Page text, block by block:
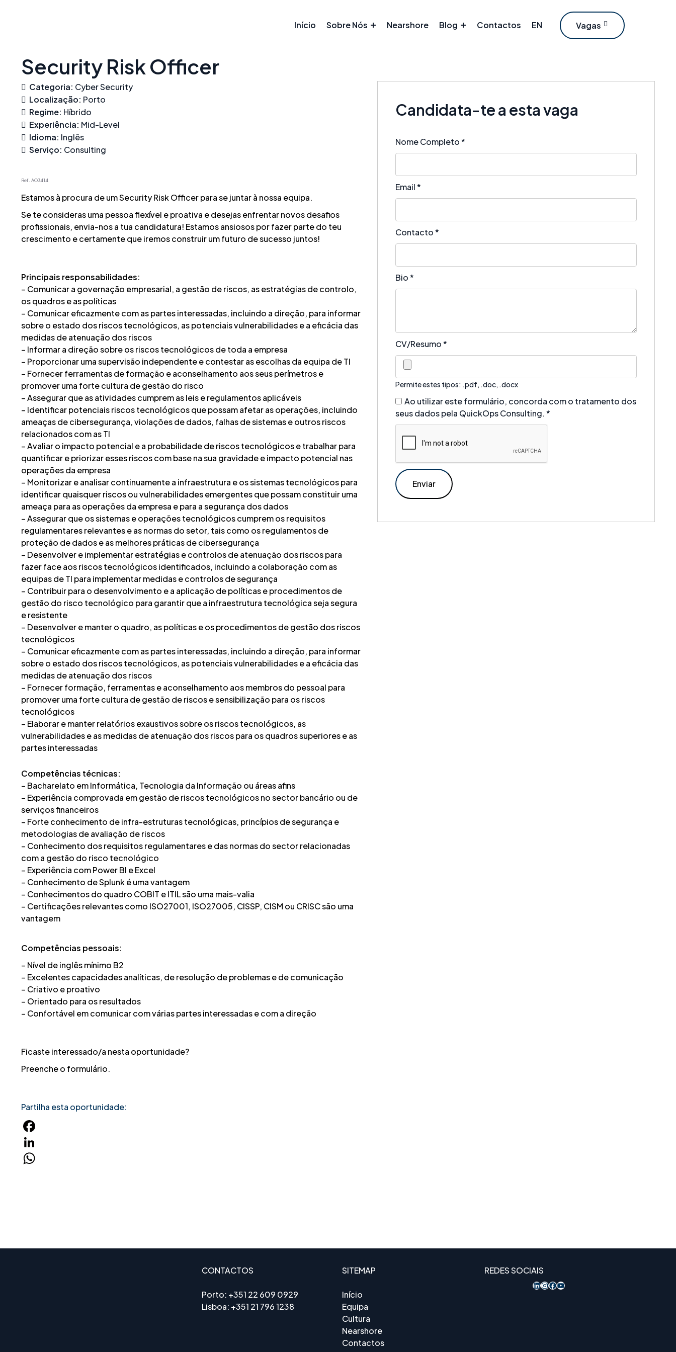
Início Sobre Nós Nearshore Blog Contactos EN Vagas
Security Risk Officer
Categoria: Cyber Security
Localização: Porto
Regime: Híbrido
Experiência: Mid-Level
Idioma: Inglês
Serviço: Consulting
Ref. AO3414
Estamos à procura de um Security Risk Officer para se juntar à nossa equipa.
Se te consideras uma pessoa flexível e proativa e desejas enfrentar novos desafios
profissionais, envia-nos a tua candidatura! Estamos ansiosos por fazer parte do teu
crescimento e certamente que iremos construir um futuro de sucesso juntos!
Principais responsabilidades:
– Comunicar a governação empresarial, a gestão de riscos, as estratégias de controlo,
os quadros e as políticas
– Comunicar eficazmente com as partes interessadas, incluindo a direção, para informar
sobre o estado dos riscos tecnológicos, as potenciais vulnerabilidades e a eficácia das
medidas de atenuação dos riscos
– Informar a direção sobre os riscos tecnológicos de toda a empresa
– Proporcionar uma supervisão independente e contestar as escolhas da equipa de TI
– Fornecer ferramentas de formação e aconselhamento aos seus perímetros e
promover uma forte cultura de gestão do risco
– Assegurar que as atividades cumprem as leis e regulamentos aplicáveis
– Identificar potenciais riscos tecnológicos que possam afetar as operações, incluindo
ameaças de cibersegurança, violações de dados, falhas de sistemas e outros riscos
relacionados com as TI
– Avaliar o impacto potencial e a probabilidade de riscos tecnológicos e trabalhar para
quantificar e priorizar esses riscos com base na sua gravidade e impacto potencial nas
operações da empresa
– Monitorizar e analisar continuamente a infraestrutura e os sistemas tecnológicos para
identificar quaisquer riscos ou vulnerabilidades emergentes que possam constituir uma
ameaça para as operações da empresa e para a segurança dos dados
– Assegurar que os sistemas e operações tecnológicos cumprem os requisitos
regulamentares relevantes e as normas do setor, tais como os regulamentos de
proteção de dados e as melhores práticas de cibersegurança
– Desenvolver e implementar estratégias e controlos de atenuação dos riscos para
fazer face aos riscos tecnológicos identificados, incluindo a colaboração com as
equipas de TI para implementar medidas e controlos de segurança
– Contribuir para o desenvolvimento e a aplicação de políticas e procedimentos de
gestão do risco tecnológico para garantir que a infraestrutura tecnológica seja segura
e resistente
– Desenvolver e manter o quadro, as políticas e os procedimentos de gestão dos riscos
tecnológicos
– Comunicar eficazmente com as partes interessadas, incluindo a direção, para informar
sobre o estado dos riscos tecnológicos, as potenciais vulnerabilidades e a eficácia das
medidas de atenuação dos riscos
– Fornecer formação, ferramentas e aconselhamento aos membros do pessoal para
promover uma forte cultura de gestão de riscos e sensibilização para os riscos
tecnológicos
– Elaborar e manter relatórios exaustivos sobre os riscos tecnológicos, as
vulnerabilidades e as medidas de atenuação dos riscos para os quadros superiores e as
partes interessadas
Competências técnicas:
– Bacharelato em Informática, Tecnologia da Informação ou áreas afins
– Experiência comprovada em gestão de riscos tecnológicos no sector bancário ou de
serviços financeiros
– Forte conhecimento de infra-estruturas tecnológicas, princípios de segurança e
metodologias de avaliação de riscos
– Conhecimento dos requisitos regulamentares e das normas do sector relacionadas
com a gestão do risco tecnológico
– Experiência com Power BI e Excel
– Conhecimento de Splunk é uma vantagem
– Conhecimentos do quadro COBIT e ITIL são uma mais-valia
– Certificações relevantes como ISO27001, ISO27005, CISSP, CISM ou CRISC são uma
vantagem
Competências pessoais:
– Nível de inglês mínimo B2
– Excelentes capacidades analíticas, de resolução de problemas e de comunicação
– Criativo e proativo
– Orientado para os resultados
– Confortável em comunicar com várias partes interessadas e com a direção
Ficaste interessado/a nesta oportunidade?
Preenche o formulário.
Partilha esta oportunidade:
Facebook
LinkedIn
Candidata-te a esta vaga
Nome Completo*
Email*
Contacto*
Bio*
CV/Resumo*
Permite estes tipos: .pdf, .doc, .docx
Ao utilizar este formulário, concorda com o tratamento dos
seus dados pela QuickOps Consulting.*
CONTACTOS
Porto: +351 22 609 0929
Lisboa: +351 21 796 1238
SITEMAP
Início
Equipa
Cultura
Nearshore
Contactos
REDES SOCIAIS
LinkedIn InstagramAcesso ao Facebook YouTube